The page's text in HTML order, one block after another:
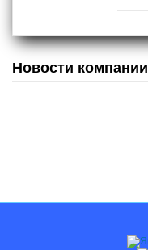
Новости компании